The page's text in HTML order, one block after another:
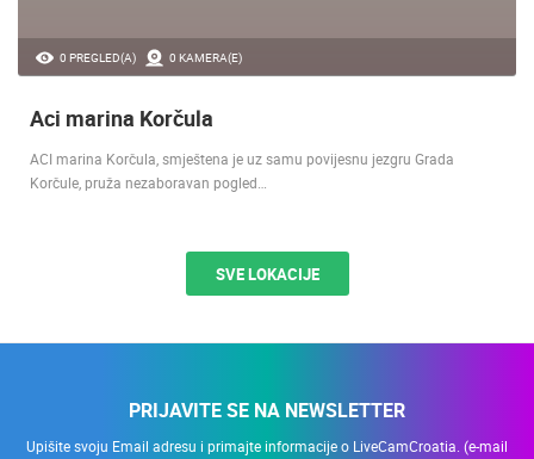
0 PREGLED(A) 0 KAMERA(E)
Aci marina Korčula
ACI marina Korčula, smještena je uz samu povijesnu jezgru Grada
Korčule, pruža nezaboravan pogled…
SVE LOKACIJE
PRIJAVITE SE NA NEWSLETTER
Upišite svoju Email adresu i primajte informacije o LiveCamCroatia. (e-mail